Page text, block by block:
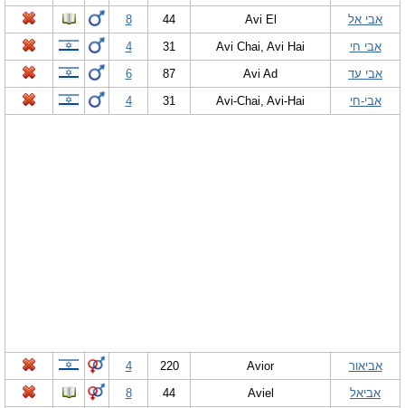
אבי אל
Avi El
44
8
אבי חי
Avi Chai, Avi Hai
31
4
אבי עד
Avi Ad
87
6
אבי-חי
Avi-Chai, Avi-Hai
31
4
אביאור Avior
220
4
אביאל
Aviel
44
8